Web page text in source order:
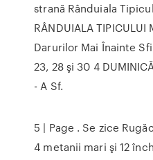
strană Rânduiala
RÂNDUIALA
Darurilor Mai Înainte
23, 28 şi 30 4
- A Sf.
5 | Page . Se zice
4 metanii mari şi 12